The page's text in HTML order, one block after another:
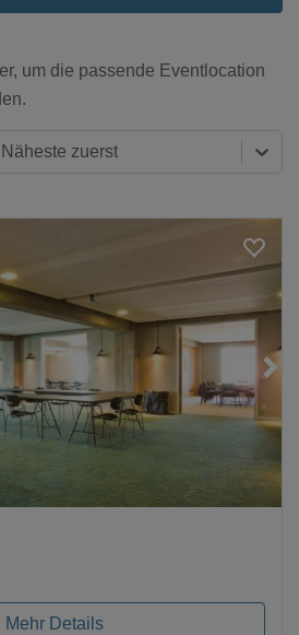
um die passende Eventlocation
Näheste zuerst
Mehr Details